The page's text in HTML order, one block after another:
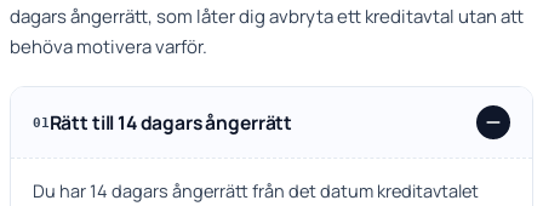
dagars ångerrätt, som låter dig avbryta ett kreditavtal utan att
behöva motivera varför.
01Rätt till 14 dagars ångerrätt
Du har 14 dagars ångerrätt från det datum kreditavtalet